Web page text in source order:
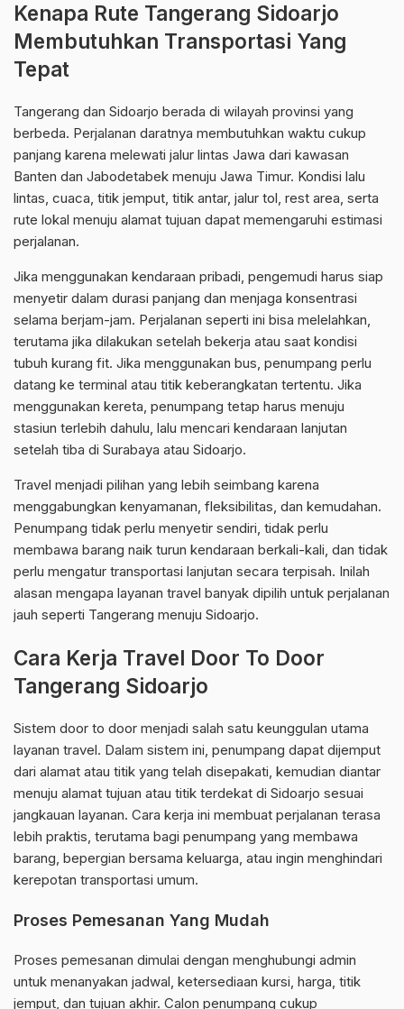
Kenapa Rute Tangerang Sidoarjo
Membutuhkan Transportasi Yang
Tepat
Tangerang dan Sidoarjo berada di wilayah provinsi yang
berbeda. Perjalanan daratnya membutuhkan waktu cukup
panjang karena melewati jalur lintas Jawa dari kawasan
Banten dan Jabodetabek menuju Jawa Timur. Kondisi lalu
lintas, cuaca, titik jemput, titik antar, jalur tol, rest area, serta
rute lokal menuju alamat tujuan dapat memengaruhi estimasi
perjalanan.
Jika menggunakan kendaraan pribadi, pengemudi harus siap
menyetir dalam durasi panjang dan menjaga konsentrasi
selama berjam-jam. Perjalanan seperti ini bisa melelahkan,
terutama jika dilakukan setelah bekerja atau saat kondisi
tubuh kurang fit. Jika menggunakan bus, penumpang perlu
datang ke terminal atau titik keberangkatan tertentu. Jika
menggunakan kereta, penumpang tetap harus menuju
stasiun terlebih dahulu, lalu mencari kendaraan lanjutan
setelah tiba di Surabaya atau Sidoarjo.
Travel menjadi pilihan yang lebih seimbang karena
menggabungkan kenyamanan, fleksibilitas, dan kemudahan.
Penumpang tidak perlu menyetir sendiri, tidak perlu
membawa barang naik turun kendaraan berkali-kali, dan tidak
perlu mengatur transportasi lanjutan secara terpisah. Inilah
alasan mengapa layanan travel banyak dipilih untuk perjalanan
jauh seperti Tangerang menuju Sidoarjo.
Cara Kerja Travel Door To Door
Tangerang Sidoarjo
Sistem door to door menjadi salah satu keunggulan utama
layanan travel. Dalam sistem ini, penumpang dapat dijemput
dari alamat atau titik yang telah disepakati, kemudian diantar
menuju alamat tujuan atau titik terdekat di Sidoarjo sesuai
jangkauan layanan. Cara kerja ini membuat perjalanan terasa
lebih praktis, terutama bagi penumpang yang membawa
barang, bepergian bersama keluarga, atau ingin menghindari
kerepotan transportasi umum.
Proses Pemesanan Yang Mudah
Proses pemesanan dimulai dengan menghubungi admin
untuk menanyakan jadwal, ketersediaan kursi, harga, titik
jemput, dan tujuan akhir. Calon penumpang cukup